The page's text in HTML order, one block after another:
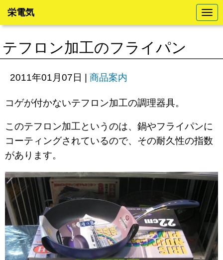
N
a
v
t
栄電気
テフロン加工のフライパン
2011年01月07日 | 商品案内
コゲが付かないテフロン加工の調理器具。
このテフロン加工というのは、鍋やフライパンに
コーティングされているので、その耐久性の指数
があります。